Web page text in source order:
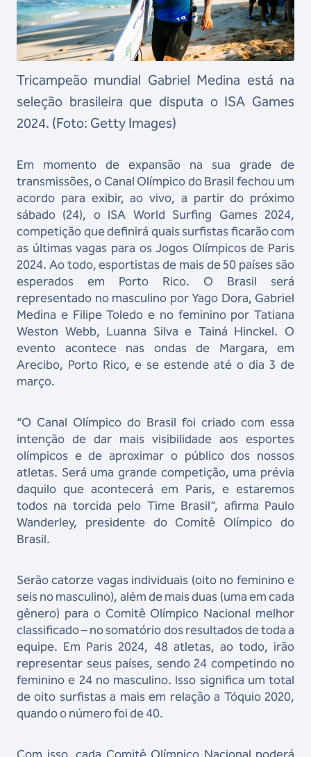
Tricampeão mundial Gabriel Medina está na
seleção brasileira que disputa o ISA Games
2024. (Foto: Getty Images)
Em momento de expansão na sua grade de
transmissões, o Canal Olímpico do Brasil fechou um
acordo para exibir, ao vivo, a partir do próximo
sábado (24), o ISA World Surfing Games 2024,
competição que definirá quais surfistas ficarão com
as últimas vagas para os Jogos Olímpicos de Paris
2024. Ao todo, esportistas de mais de 50 países são
esperados em Porto Rico. O Brasil será
representado no masculino por Yago Dora, Gabriel
Medina e Filipe Toledo e no feminino por Tatiana
Weston Webb, Luanna Silva e Tainá Hinckel. O
evento acontece nas ondas de Margara, em
Arecibo, Porto Rico, e se estende até o dia 3 de
março.
“O Canal Olímpico do Brasil foi criado com essa
intenção de dar mais visibilidade aos esportes
olímpicos e de aproximar o público dos nossos
atletas. Será uma grande competição, uma prévia
daquilo que acontecerá em Paris, e estaremos
todos na torcida pelo Time Brasil”, afirma Paulo
Wanderley, presidente do Comitê Olímpico do
Brasil.
Serão catorze vagas individuais (oito no feminino e
seis no masculino), além de mais duas (uma em cada
gênero) para o Comitê Olímpico Nacional melhor
classificado – no somatório dos resultados de toda a
equipe. Em Paris 2024, 48 atletas, ao todo, irão
representar seus países, sendo 24 competindo no
feminino e 24 no masculino. Isso significa um total
de oito surfistas a mais em relação a Tóquio 2020,
quando o número foi de 40.